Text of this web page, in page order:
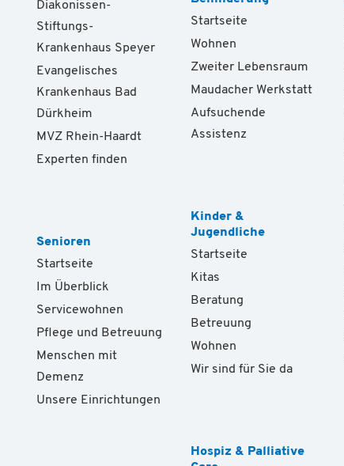
Diakonissen-
Stiftungs-
Krankenhaus Speyer
Evangelisches
Krankenhaus Bad
Dürkheim
MVZ Rhein-Haardt
Experten finden
Senioren
Startseite
Im Überblick
Servicewohnen
Pflege und Betreuung
Menschen mit
Demenz
Unsere Einrichtungen
Startseite
Wohnen
Zweiter Lebensraum
Maudacher Werkstatt
Aufsuchende
Assistenz
Kinder &
Jugendliche
Startseite
Kitas
Beratung
Betreuung
Wohnen
Wir sind für Sie da
Hospiz & Palliative